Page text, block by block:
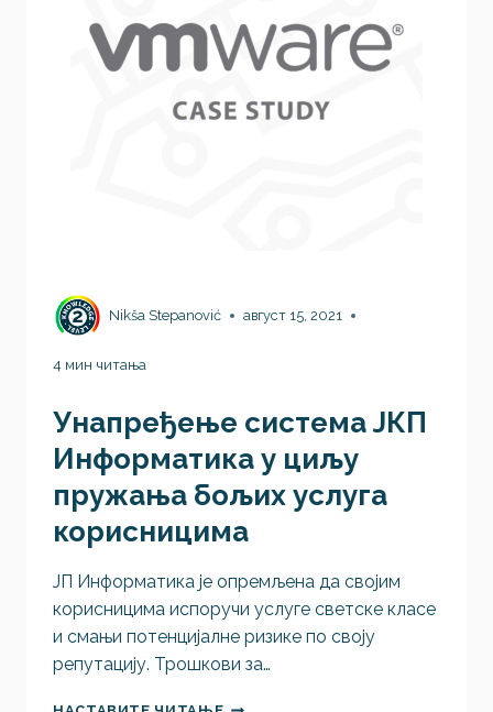
Nikša Stepanović август 15, 2021
4 мин читања
Унапређење система ЈКП
Информатика у циљу
пружања бољих услуга
корисницима
ЈП Информатика је опремљена да својим
корисницима испоручи услуге светске класе
и смањи потенцијалне ризике по своју
репутацију. Трошкови за…
УНАПРЕЂЕЊЕ